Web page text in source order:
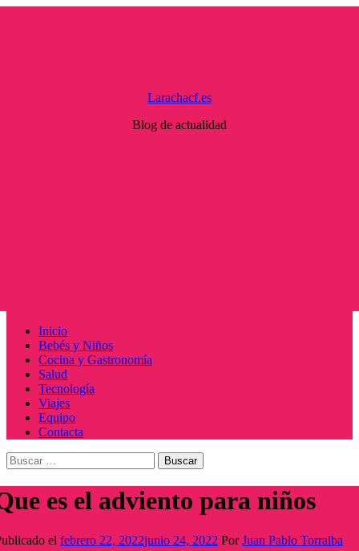
Larachacf.es
Blog de actualidad
Menú
principal
Inicio
Bebés y Niños
Cocina y Gastronomía
Salud
Tecnología
Viajes
Equipo
Contacta
Buscar:
es el adviento para niños
el febrero 22, 2022junio 24, 2022 PorJuan Pablo Torralba